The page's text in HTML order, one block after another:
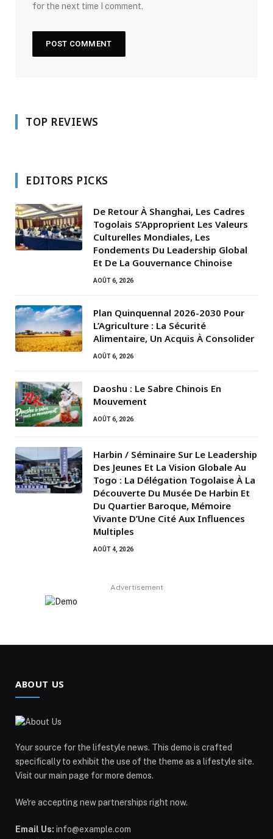
for the next time I comment.
TOP REVIEWS
EDITORS PICKS
De Retour À Shanghai, Les Cadres
Togolais S’Approprient Les Valeurs
Culturelles Mondiales, Les
Fondements Du Leadership Global
Et De La Gouvernance Chinoise
AOÛT 6, 2026
Plan Quinquennal 2026-2030 Pour
L’Agriculture : La Sécurité
Alimentaire, Un Acquis À Consolider
AOÛT 6, 2026
Daoshu : Le Sabre Chinois En
Mouvement
AOÛT 6, 2026
Harbin / Séminaire Sur Le Leadership
Des Jeunes Et La Vision Globale Au
Togo : La Délégation Togolaise À La
Découverte Du Musée De Harbin Et
Du Quartier Baroque, Mémoire
Vivante D’Une Cité Aux Influences
Multiples
AOÛT 4, 2026
Advertisement
ABOUT US
Your source for the lifestyle news. This demo is crafted
specifically to exhibit the use of the theme as a lifestyle site.
Visit our main page for more demos.
We're accepting new partnerships right now.
Email Us: info@example.com